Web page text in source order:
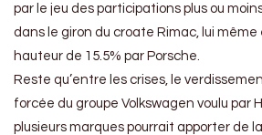
par le jeu des participations plus ou
dans le giron du croate Rimac, lui
hauteur de 15.5% par Porsche.
Reste qu’entre les crises, le
forcée du groupe Volkswagen voulu par
plusieurs marques pourrait apporter de